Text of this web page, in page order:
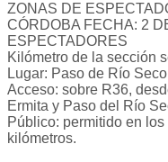
ZONAS DE
CÓRDOBA FECHA: 2
ESPECTADORES
Kilómetro de la sección
Lugar: Paso de Río Seco
Acceso: sobre R36,
Ermita y Paso del Río
Público: permitido en
kilómetros.